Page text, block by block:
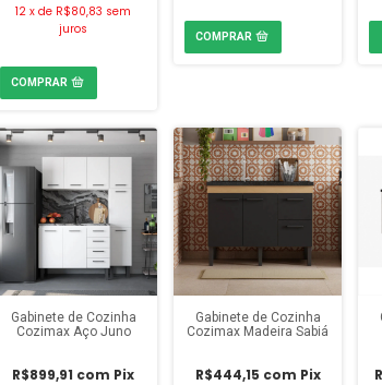
12 x de R$80,83 sem
juros
Gabinete de Cozinha
Cozimax Aço Juno
R$899,91 com Pix
Gabinete de Cozinha
Cozimax Madeira Sabi
R$444,15 com Pix